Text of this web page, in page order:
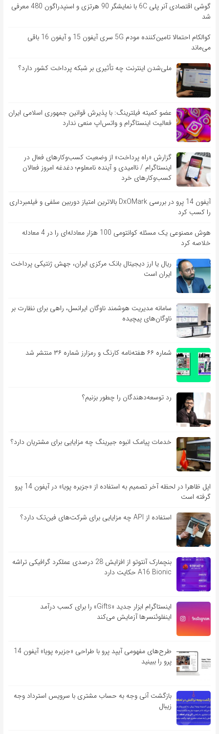
گوشی اقتصادی آنر پلی 6C با نمایشگر 90 هرتزی و اسنپدراگون 480 معرفی
شد
کوالکام احتمالا تامین‌کننده مودم 5G سری آیفون 15 و آیفون 16 باقی
می‌ماند
ملی‌شدن اینترنت چه تأثیری بر شبکه پرداخت کشور دارد؟
عضو کمیته فیلترینگ: با پذیرش قوانین جمهوری اسلامی ایران
فعالیت اینستاگرام و واتس‌اپ منعی ندارد
گزارش «راه پرداخت» از وضعیت کسب‌وکارهای فعال در
اینستاگرام / ناامیدی و آینده نامعلوم؛ دغدغه امروز فعالان
کسب‌وکارهای خرد
آیفون 14 پرو در بررسی DxOMark بالاترین امتیاز دوربین سلفی و فیلمبرداری
را کسب کرد
هوش مصنوعی یک مسئله کوانتومی 100 هزار معادله‌‎ای را در 4 معادله
خلاصه کرد
ریال یا ارز دیجیتال بانک مرکزی ایران، جهش ژنتیکی پرداخت
ایران است
سامانه مدیریت هوشمند ناوگان ایرانسل، راهی برای نظارت بر
ناوگان‌های پیچیده
شماره ۶۶ هفته‌نامه کارنگ و رمزارز شماره ۳۶ منتشر شد
رد توسعه‌دهندگان را چطور بزنیم؟
خدمات پیامک انبوه جیرینگ چه مزایایی برای مشتریان دارد؟
اپل ظاهرا در لحظه آخر تصمیم به استفاده از «جزیره پویا» در آیفون 14 پرو
گرفته است
استفاده از API چه مزایایی برای شرکت‌های فین‌تک دارد؟
بنچمارک آنتوتو از افزایش 28 درصدی عملکرد گرافیکی تراشه
A16 Bionic حکایت دارد
اینستاگرام ابزار جدید «Gifts» را برای کسب درآمد
اینفلوئنسرها آزمایش می‌کند
طرح‌های مفهومی آیپد پرو با طراحی «جزیره پویا» آیفون 14
پرو را ببینید
بازگشت آنی وجه به حساب مشتری با سرویس استرداد وجه
زیبال